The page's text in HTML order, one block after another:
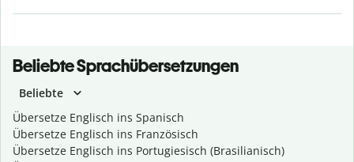
Beliebte Sprachübersetzungen
Beliebte
Übersetze Englisch ins Spanisch
Übersetze Englisch ins Französisch
Übersetze Englisch ins Portugiesisch (Brasilianisch)